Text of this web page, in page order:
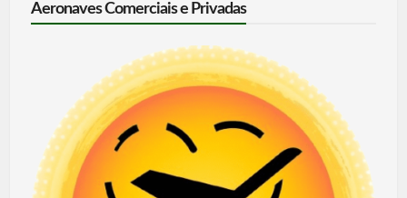
Aeronaves Comerciais e Privadas